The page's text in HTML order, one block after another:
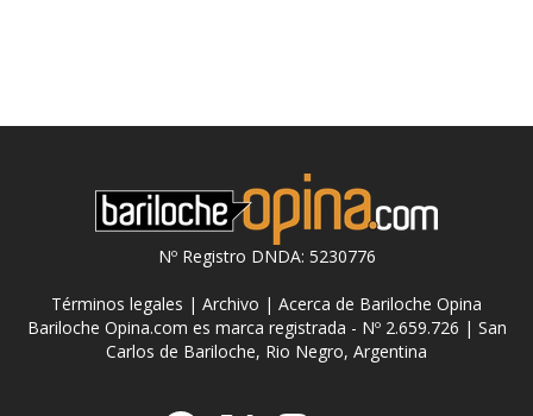
Nº Registro DNDA: 5230776
Términos legales | Archivo | Acerca de Bariloche Opina
Bariloche Opina.com es marca registrada - Nº 2.659.726 | San
Carlos de Bariloche, Rio Negro, Argentina